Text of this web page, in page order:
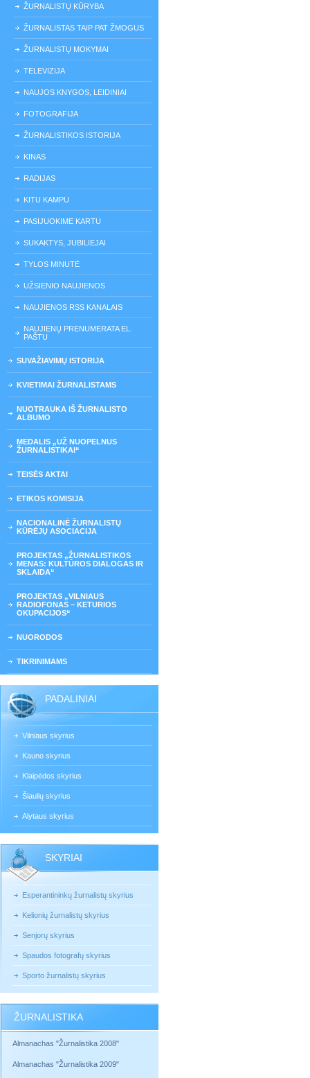
ŽURNALISTŲ KŪRYBA
ŽURNALISTAS TAIP PAT ŽMOGUS
ŽURNALISTŲ MOKYMAI
TELEVIZIJA
NAUJOS KNYGOS, LEIDINIAI
FOTOGRAFIJA
ŽURNALISTIKOS ISTORIJA
KINAS
RADIJAS
KITU KAMPU
PASIJUOKIME KARTU
SUKAKTYS, JUBILIEJAI
TYLOS MINUTĖ
UŽSIENIO NAUJIENOS
NAUJIENOS RSS KANALAIS
NAUJIENŲ PRENUMERATA EL.
PAŠTU
SUVAŽIAVIMŲ ISTORIJA
KVIETIMAI ŽURNALISTAMS
NUOTRAUKA IŠ ŽURNALISTO
ALBUMO
MEDALIS „UŽ NUOPELNUS
ŽURNALISTIKAI“
TEISĖS AKTAI
ETIKOS KOMISIJA
NACIONALINĖ ŽURNALISTŲ
KŪRĖJŲ ASOCIACIJA
PROJEKTAS „ŽURNALISTIKOS
MENAS: KULTŪROS DIALOGAS IR
SKLAIDA“
PROJEKTAS „VILNIAUS
RADIOFONAS – KETURIOS
OKUPACIJOS“
NUORODOS
TIKRINIMAMS
PADALINIAI
Vilniaus skyrius
Kauno skyrius
Klaipėdos skyrius
Šiaulių skyrius
Alytaus skyrius
SKYRIAI
Esperantininkų žurnalistų skyrius
Kelionių žurnalistų skyrius
Senjorų skyrius
Spaudos fotografų skyrius
Sporto žurnalistų skyrius
ŽURNALISTIKA
Almanachas "Žurnalistika 2008"
Almanachas "Žurnalistika 2009"